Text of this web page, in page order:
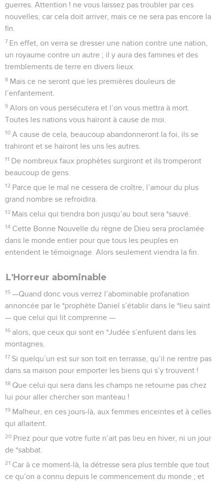
guerres. Attention ! ne vous laissez pas troubler par ces
nouvelles, car cela doit arriver, mais ce ne sera pas encore la
fin.
7 En effet, on verra se dresser une nation contre une nation,
un royaume contre un autre ; il y aura des famines et des
tremblements de terre en divers lieux.
8 Mais ce ne seront que les premières douleurs de
l’enfantement.
9 Alors on vous persécutera et l’on vous mettra à mort.
Toutes les nations vous haïront à cause de moi.
10 A cause de cela, beaucoup abandonneront la foi, ils se
trahiront et se haïront les uns les autres.
11 De nombreux faux prophètes surgiront et ils tromperont
beaucoup de gens.
12 Parce que le mal ne cessera de croître, l’amour du plus
grand nombre se refroidira.
13 Mais celui qui tiendra bon jusqu’au bout sera *sauvé.
14 Cette Bonne Nouvelle du règne de Dieu sera proclamée
dans le monde entier pour que tous les peuples en
entendent le témoignage. Alors seulement viendra la fin.
L'Horreur abominable
15 —Quand donc vous verrez l’abominable profanation
annoncée par le *prophète Daniel s’établir dans le *lieu saint
— que celui qui lit comprenne —
16 alors, que ceux qui sont en *Judée s’enfuient dans les
montagnes.
17 Si quelqu’un est sur son toit en terrasse, qu’il ne rentre pas
dans sa maison pour emporter les biens qui s’y trouvent !
18 Que celui qui sera dans les champs ne retourne pas chez
lui pour aller chercher son manteau !
19 Malheur, en ces jours-là, aux femmes enceintes et à celles
qui allaitent.
20 Priez pour que votre fuite n’ait pas lieu en hiver, ni un jour
de *sabbat.
21 Car à ce moment-là, la détresse sera plus terrible que tout
ce qu’on a connu depuis le commencement du monde ; et